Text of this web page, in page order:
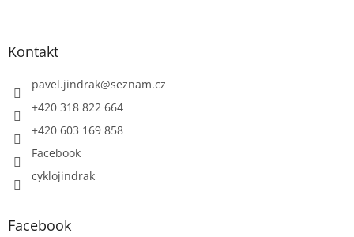
Kontakt
pavel.jindrak@seznam.cz
+420 318 822 664
+420 603 169 858
Facebook
cyklojindrak
Facebook